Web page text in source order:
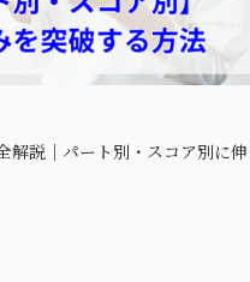
解説｜パート別・スコア別に